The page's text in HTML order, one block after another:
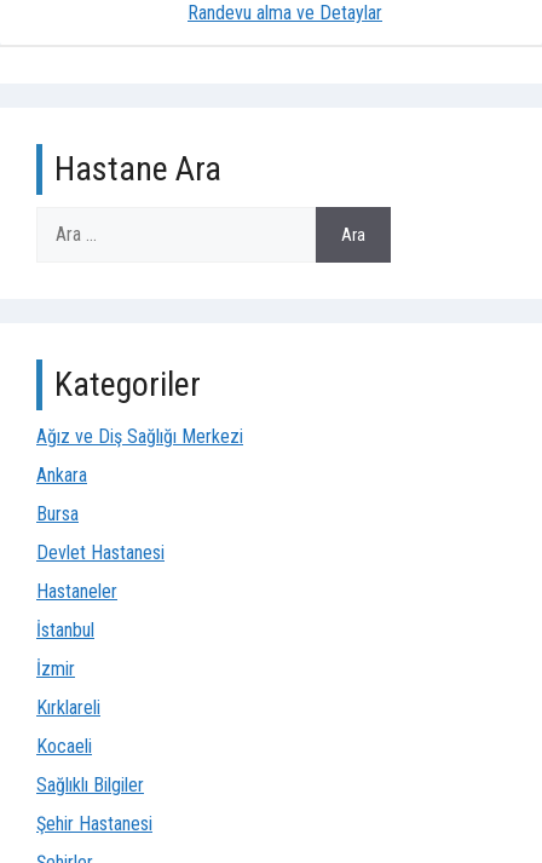
Randevu alma ve Detaylar
Hastane Ara
ara
Ara
Kategoriler
Ağız ve Diş Sağlığı Merkezi
Ankara
Bursa
Devlet Hastanesi
Hastaneler
İstanbul
İzmir
Kırklareli
Kocaeli
Sağlıklı Bilgiler
Şehir Hastanesi